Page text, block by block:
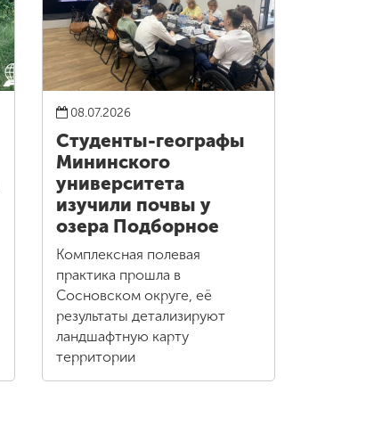
08.07.2026
Студенты-географы
Мининского
университета
изучили почвы у
озера Подборное
Комплексная полевая
практика прошла в
Сосновском округе, её
результаты детализируют
ландшафтную карту
территории